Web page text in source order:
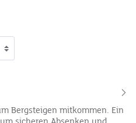
Bergsteigen mitkommen. Ein